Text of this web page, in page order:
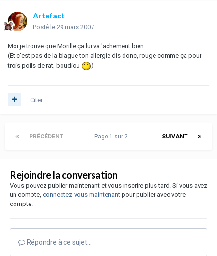
Artefact
Posté le 29 mars 2007
Moi je trouve que Morille ça lui va 'achement bien.
(Et c'est pas de la blague ton allergie dis donc, rouge comme ça pour
trois poils de rat, boudiou
)
Citer
PRÉCÉDENT SUIVANT
Page 1 sur 2
Rejoindre la conversation
Vous pouvez publier maintenant et vous inscrire plus tard. Si vous avez
un compte, connectez-vous maintenant pour publier avec votre
compte.
Répondre à ce sujet…